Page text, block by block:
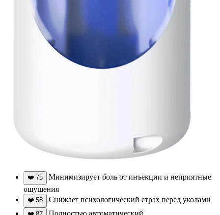
❤️ 75
Минимизирует боль от инъекции и неприятные
ощущения
❤️ 58 Снижает психологический страх перед уколами